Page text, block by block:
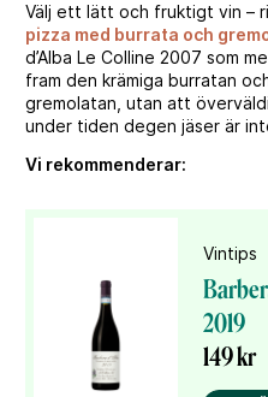
Välj ett lätt och fruktigt vin –
pizza med burrata och
d’Alba Le Colline 2007 som
fram den krämiga burratan
gremolatan, utan att
under tiden degen jäser är
Vi rekommenderar:
Vintips
2019
149 kr